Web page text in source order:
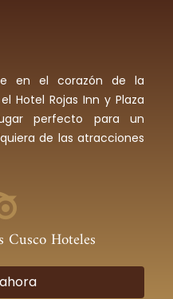
en el corazón de la
Hotel Rojas Inn y Plaza
perfecto para un
de las atracciones
Cusco Hoteles